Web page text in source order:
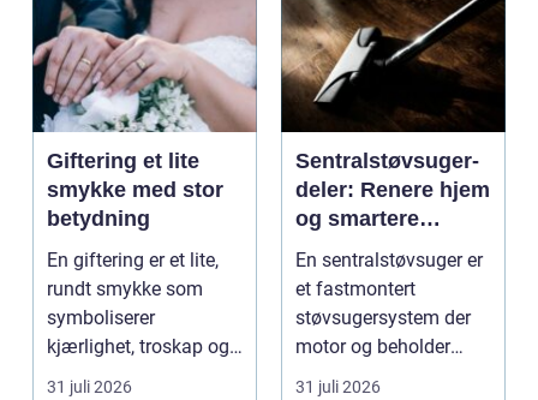
Giftering et lite
smykke med stor
betydning
En giftering er et lite,
rundt smykke som
symboliserer
kjærlighet, troskap og
felles framtid. Ringen...
31 juli 2026
Sentralstøvsuger-
deler: Renere hjem
og smartere
rengjøring
En sentralstøvsuger er
et fastmontert
støvsugersystem der
motor og beholder
står...
31 juli 2026